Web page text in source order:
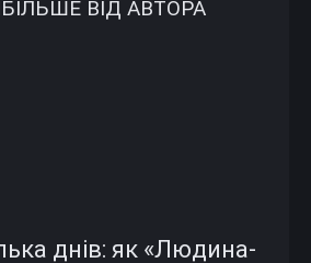
БІЛЬШЕ ВІД АВТОРА
днів: як «Людина-